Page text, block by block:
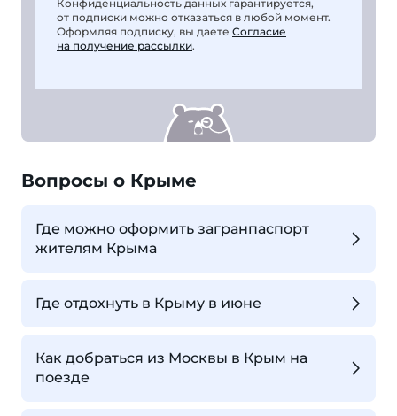
Конфиденциальность данных гарантируется,
от подписки можно отказаться в любой момент.
Оформляя подписку, вы даете Согласие
на получение рассылки.
Вопросы о Крыме
Где можно оформить загранпаспорт
жителям Крыма
Где отдохнуть в Крыму в июне
Как добраться из Москвы в Крым на
поезде